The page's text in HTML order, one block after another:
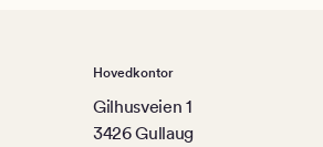
Hovedkontor
Gilhusveien 1
3426 Gullaug